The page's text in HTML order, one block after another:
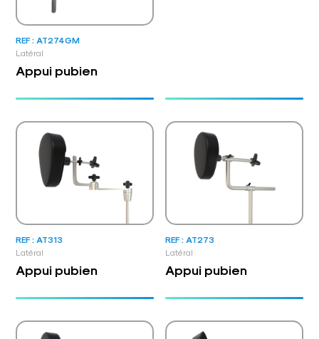
Latéral
REF : AT274GM
Appui pubien
Latéral
REF : AT313
Appui pubien
Latéral
REF : AT273
Appui pubien